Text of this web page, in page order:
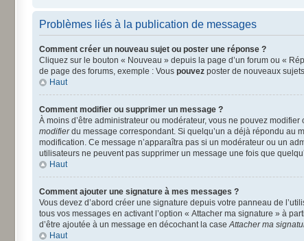
Problèmes liés à la publication de messages
Comment créer un nouveau sujet ou poster une réponse ?
Cliquez sur le bouton « Nouveau » depuis la page d’un forum ou «
de page des forums, exemple : Vous pouvez poster de nouveaux
Haut
Comment modifier ou supprimer un message ?
À moins d’être administrateur ou modérateur, vous ne pouvez
modifierdu message correspondant. Si quelqu’un a déjà répondu au
modification. Ce message n’apparaîtra pas si un modérateur ou un
utilisateurs ne peuvent pas supprimer un message une fois que
Haut
Comment ajouter une signature à mes messages ?
Vous devez d’abord créer une signature depuis votre panneau de
tous vos messages en activant l’option « Attacher ma signature » à
d’être ajoutée à un message en décochant la case Attacher ma
Haut